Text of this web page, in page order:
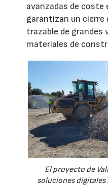
avanzadas de coste
garantizan un
trazable de grandes
materiales de
El proyecto de
soluciones